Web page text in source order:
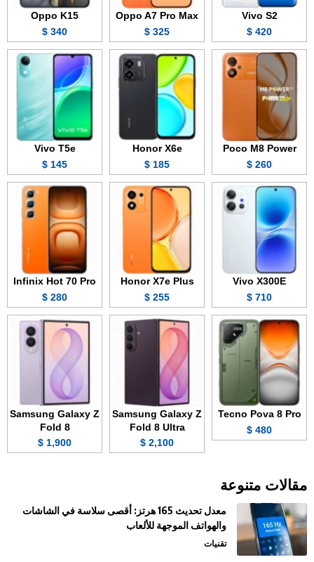
Vivo S2
420 $
Oppo A7 Pro Max
325 $
Oppo K15
340 $
Poco M8 Power
260 $
Honor X6e
185 $
Vivo T5e
145 $
Vivo X300E
710 $
Honor X7e Plus
255 $
Infinix Hot 70 Pro
280 $
Tecno Pova 8 Pro
480 $
Samsung Galaxy Z
Fold 8 Ultra
2,100 $
Samsung Galaxy Z
Fold 8
1,900 $
مقالات متنوعة
معدل تحديث 165 هرتز: أقصى سلاسة في الشاشات
والهواتف الموجهة للألعاب
تقنيات